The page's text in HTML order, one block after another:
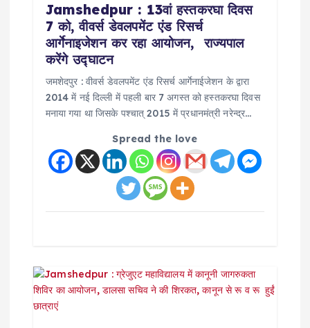
Jamshedpur : 13वां हस्तकरघा दिवस
7 को, वीवर्स डेवलपमेंट एंड रिसर्च
आर्गेनाइजेशन कर रहा आयोजन, राज्यपाल
करेंगे उद्घाटन
जमशेदपुर : वीवर्स डेवलपमेंट एंड रिसर्च आर्गेनाईजेशन के द्वारा
2014 में नई दिल्ली में पहली बार 7 अगस्त को हस्तकरघा दिवस
मनाया गया था जिसके पश्चात् 2015 में प्रधानमंत्री नरेन्द्र…
Spread the love